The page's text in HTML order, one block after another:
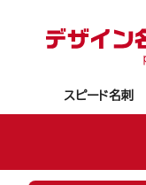
スピード名刺